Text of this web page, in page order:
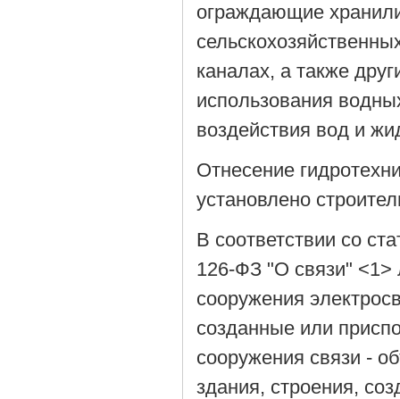
ограждающие
каналах, а также
использования
воздействия вод и
Отнесение
установлено
В соответствии со
126-ФЗ "О связи" <1>
сооружения
созданные или
сооружения связи -
здания, строения,